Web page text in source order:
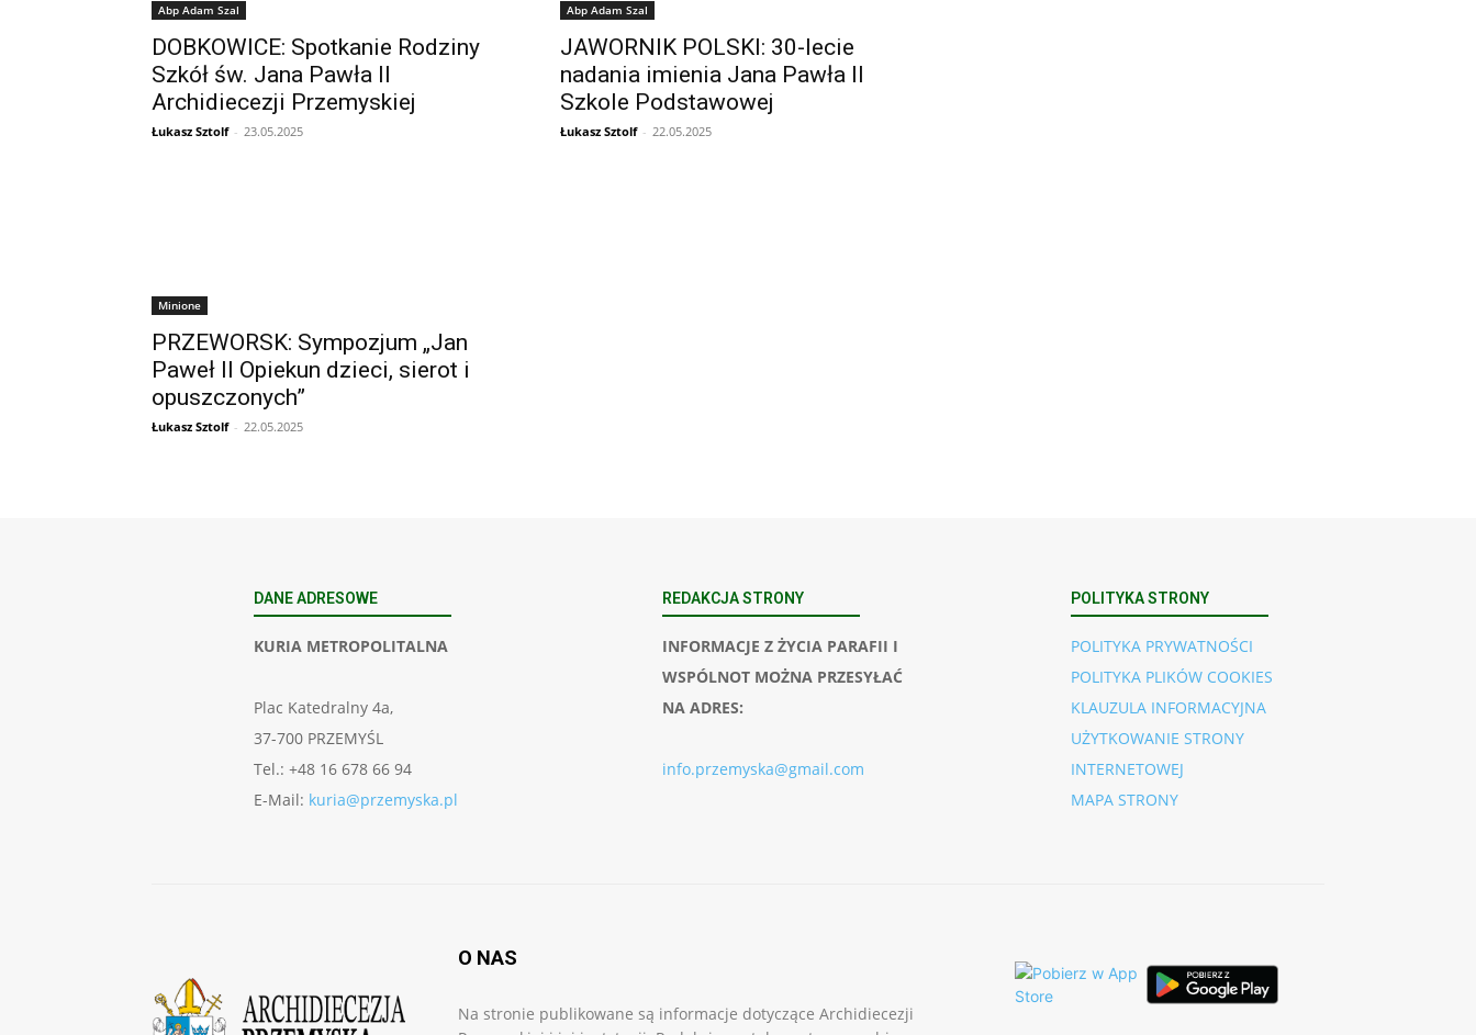
Abp Adam Szal
DOBKOWICE: Spotkanie Rodziny
Szkół św. Jana Pawła II
Archidiecezji Przemyskiej
Łukasz Sztolf - 23.05.2025
Abp Adam Szal
JAWORNIK POLSKI: 30-lecie
nadania imienia Jana Pawła II
Szkole Podstawowej
Łukasz Sztolf - 22.05.2025
Minione
PRZEWORSK: Sympozjum „Jan
Paweł II Opiekun dzieci, sierot i
opuszczonych”
Łukasz Sztolf - 22.05.2025
DANE ADRESOWE
KURIA METROPOLITALNA
Plac Katedralny 4a,
37-700 PRZEMYŚL
Tel.: +48 16 678 66 94
E-Mail: kuria@przemyska.pl
REDAKCJA STRONY
INFORMACJE Z ŻYCIA PARAFII I
WSPÓLNOT MOŻNA PRZESYŁAĆ
NA ADRES:
info.przemyska@gmail.com
POLITYKA STRONY
POLITYKA PRYWATNOŚCI
POLITYKA PLIKÓW COOKIES
KLAUZULA INFORMACYJNA
UŻYTKOWANIE STRONY
INTERNETOWEJ
MAPA STRONY
O NAS
Na stronie publikowane są informacje dotyczące Archidiecezji